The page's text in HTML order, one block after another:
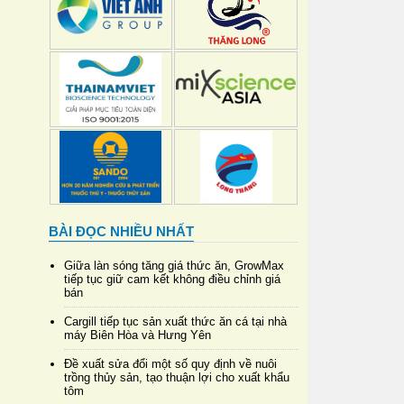
BÀI ĐỌC NHIỀU NHẤT
Giữa làn sóng tăng giá thức ăn, GrowMax
tiếp tục giữ cam kết không điều chỉnh giá
bán
Cargill tiếp tục sản xuất thức ăn cá tại nhà
máy Biên Hòa và Hưng Yên
Đề xuất sửa đổi một số quy định về nuôi
trồng thủy sản, tạo thuận lợi cho xuất khẩu
tôm